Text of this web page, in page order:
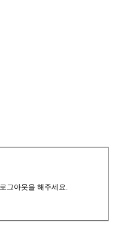
그아웃을 해주세요.